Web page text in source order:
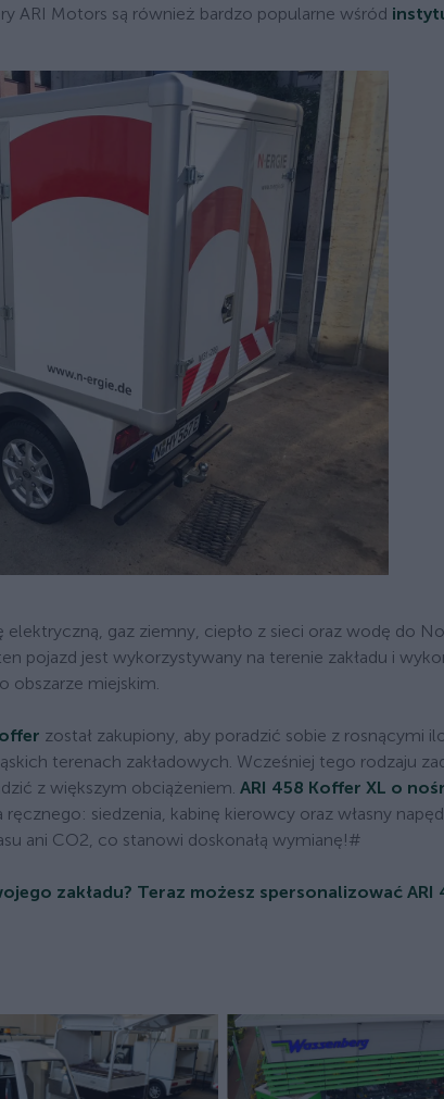
ARI Motors są również bardzo popularne wśród
elektryczną, gaz ziemny, ciepło z sieci oraz wodę do
pojazd jest wykorzystywany na terenie zakładu i
obszarze miejskim.
został zakupiony, aby poradzić sobie z rosnącymi
terenach zakładowych. Wcześniej tego rodzaju
z większym obciążeniem. ARI 458 Koffer XL o
siedzenia, kabinę kierowcy oraz własny
ani CO2, co stanowi doskonałą wymianę!#
zakładu? Teraz możesz spersonalizować ARI